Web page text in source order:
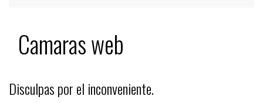
Camaras web
Disculpas por el inconveniente.